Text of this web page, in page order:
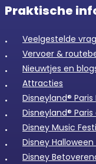
Praktische
Veelgestelde
Vervoer &
Nieuwtjes en
Attracties
Disneyland®
Disneyland® Paris
Disney Music
Disney Halloween
Disney